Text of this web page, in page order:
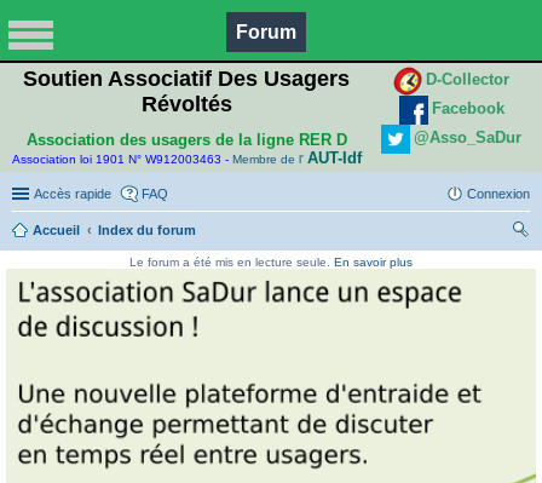
Forum
Soutien Associatif Des Usagers
Révoltés
Association des usagers de la ligne RER D
Association loi 1901 N° W912003463 - Membre de l' AUT-Idf
D-Collector
Facebook
@Asso_SaDur
Accès rapide FAQ Connexion
Accueil
Index du forum
Le forum a été mis en lecture seule. En savoir plus